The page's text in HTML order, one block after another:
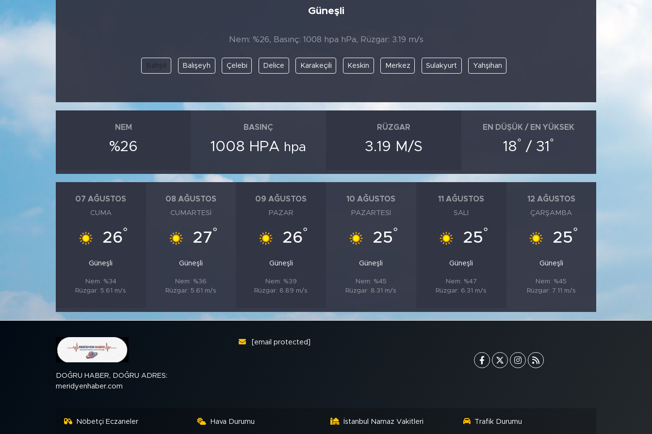
Güneşli
Nem: %26, Basınç: 1008 hpa hPa, Rüzgar: 3.19 m/s
Bahşılı Balışeyh Çelebi Delice Karakeçili Keskin Merkez Sulakyurt Yahşihan
NEM
%26
BASINÇ
1008 HPA hpa
RÜZGAR
3.19 M/S
EN DÜŞÜK / EN YÜKSEK
18° / 31 °
07 AĞUSTOS
CUMA
26°
Güneşli
Nem: %34
Rüzgar: 5.61 m/s
08 AĞUSTOS
CUMARTESI
27°
Güneşli
Nem: %36
Rüzgar: 5.61 m/s
09 AĞUSTOS
PAZAR
26°
Güneşli
Nem: %39
Rüzgar: 8.89 m/s
10 AĞUSTOS
PAZARTESI
25°
Güneşli
Nem: %45
Rüzgar: 8.31 m/s
11 AĞUSTOS
SALI
25°
Güneşli
Nem: %47
Rüzgar: 6.31 m/s
12 AĞUSTOS
ÇARŞAMBA
25°
Güneşli
Nem: %45
Rüzgar: 7.11 m/s
DOĞRU HABER, DOĞRU ADRES:
meridyenhaber.com
[email protected]
Nöbetçi Eczaneler Hava Durumu İstanbul Namaz Vakitleri Trafik Durumu
BİLİM-TEKNOLOJİ
KÜLTÜR SANAT
TARİHTEN GÜNÜMÜZE
SAĞLIK